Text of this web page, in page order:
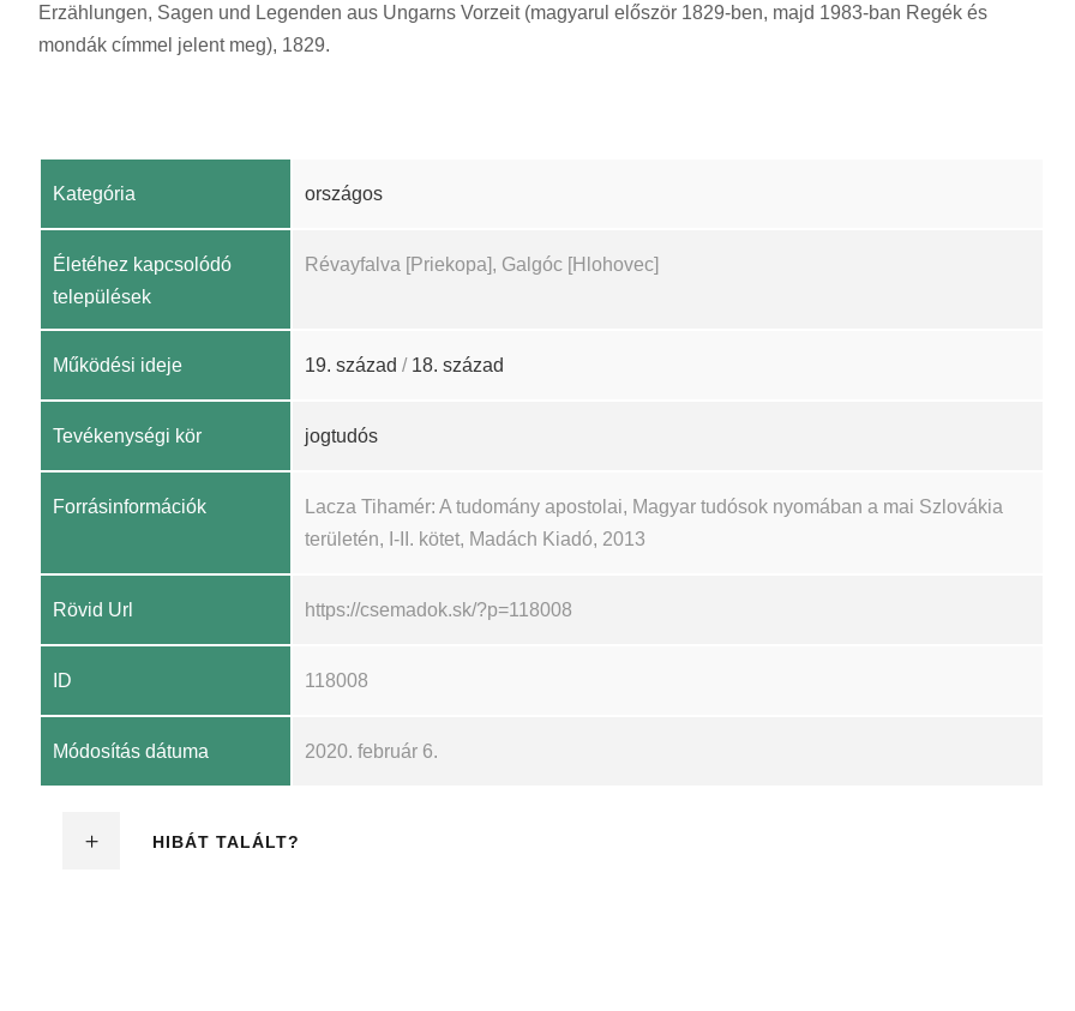
Erzählungen, Sagen und Legenden aus Ungarns Vorzeit (magyarul először 1829-ben, majd 1983-ban Regék és
mondák címmel jelent meg), 1829.
Kategória országos
Életéhez kapcsolódó
települések
Révayfalva [Priekopa], Galgóc [Hlohovec]
Működési ideje 19. század / 18. század
Tevékenységi kör jogtudós
Forrásinformációk
Lacza Tihamér: A tudomány apostolai, Magyar tudósok nyomában a mai Szlovákia
területén, I-II. kötet, Madách Kiadó, 2013
Rövid Url https://csemadok.sk/?p=118008
ID 118008
Módosítás dátuma 2020. február 6.
HIBÁT TALÁLT?